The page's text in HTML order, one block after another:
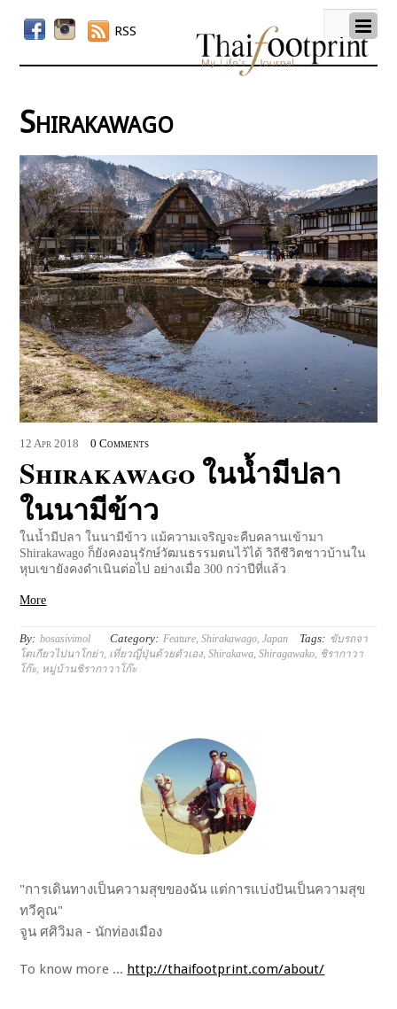
RSS
Shirakawago
12 Apr 2018 0 Comments
Shirakawago ในน้ำมีปลา
ในนามีข้าว
ในน้ำมีปลา ในนามีข้าว แม้ความเจริญจะคืบคลานเข้ามา
Shirakawago ก็ยังคงอนุรักษ์วัฒนธรรมตนไว้ได้ วิถีชีวิตชาวบ้านใน
หุบเขายังคงดำเนินต่อไป อย่างเมื่อ 300 กว่าปีที่แล้ว
More
By: bosasivimol Category: Feature ,Shirakawago ,Japan Tags: ขับรถจา
โตเกียวไปนาโกย่า เที่ยวญี่ปุ่นด้วยตัวเอง,Shirakawa ,Shiragawako ชิรากาวา
โก๊ะ, หมู่บ้านชิรากาวาโก๊ะ
"การเดินทางเป็นความสุขของฉัน แต่การแบ่งปันเป็นความสุข
ทวีคูณ"
จูน ศศิวิมล - นักท่องเมือง
To know more ... http://thaifootprint.com/about/